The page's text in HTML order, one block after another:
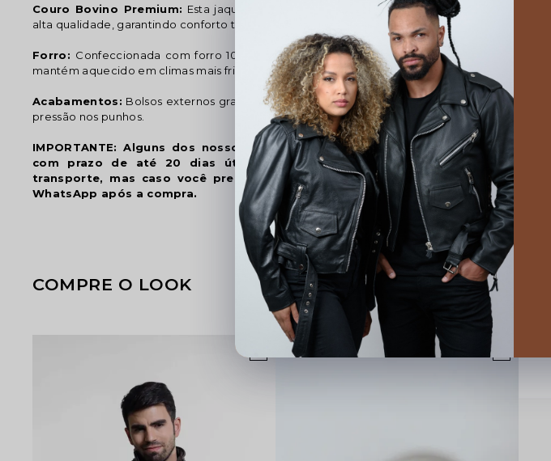
Couro Bovino Premium: Esta jaqueta é confeccionada 100% em couro bovino de
alta qualidade, garantindo conforto térmico e durabilidade.
Forro: Confeccionada com forro 100% poliéster garantindo conforto térmico que o
mantém aquecido em climas mais frios.
Acabamentos: Bolsos externos grandes com zíper - Dois bolsos internos-Botões de
pressão nos punhos.
IMPORTANTE: Alguns dos nossos produtos são produzidos sob demanda
com prazo de até 20 dias úteis para confecção e mais o tempo do
transporte, mas caso você precise para uma data especial, contate pelo
WhatsApp após a compra.
COMPRE O LOOK